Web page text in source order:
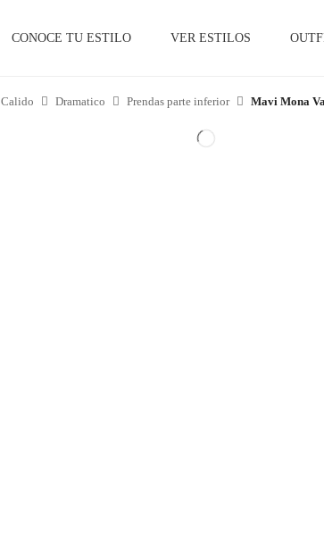
CONOCE TU ESTILO VER ESTILOS
Calido Dramatico Prendas parte inferior Mavi Mona